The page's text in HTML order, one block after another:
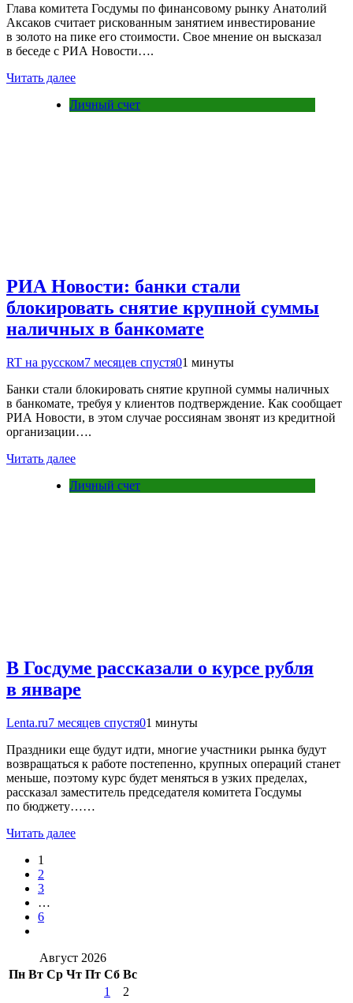
Глава комитета Госдумы по финансовому рынку Анатолий
Аксаков считает рискованным занятием инвестирование
в золото на пике его стоимости. Свое мнение он высказал
в беседе с РИА Новости….
Читать далее
Личный счет
РИА Новости: банки стали
блокировать снятие крупной суммы
наличных в банкомате
RT на русском7 месяцев спустя01 минуты
Банки стали блокировать снятие крупной суммы наличных
в банкомате, требуя у клиентов подтверждение. Как сообщает
РИА Новости, в этом случае россиянам звонят из кредитной
организации….
Читать далее
Личный счет
В Госдуме рассказали о курсе рубля
в январе
Lenta.ru7 месяцев спустя01 минуты
Праздники еще будут идти, многие участники рынка будут
возвращаться к работе постепенно, крупных операций станет
меньше, поэтому курс будет меняться в узких пределах,
рассказал заместитель председателя комитета Госдумы
по бюджету……
Читать далее
1
2
3
…
6
Август 2026
Пн Вт Ср Чт Пт Сб Вс
1
2